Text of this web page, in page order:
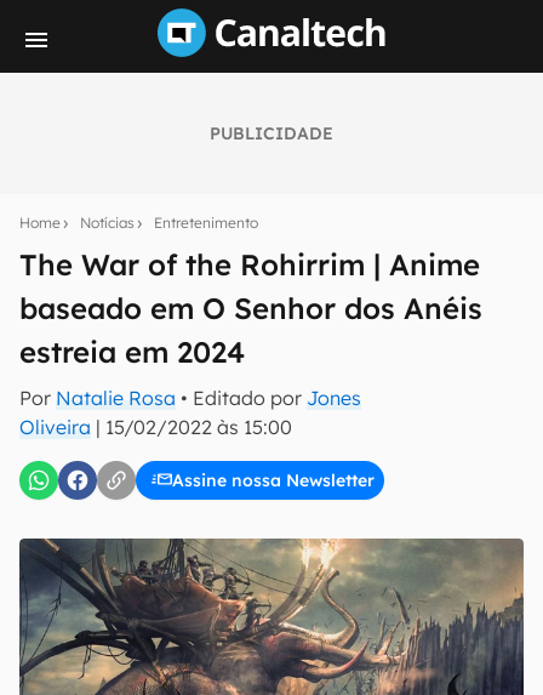
PUBLICIDADE
Home Notícias Entretenimento
The War of the Rohirrim | Anime
baseado em O Senhor dos Anéis
estreia em 2024
Por Natalie Rosa • Editado por Jones
Oliveira | 15/02/2022 às 15:00
Assine nossa Newsletter
notícias e reviews sobre tecnologia em primeira
mão.
E-mail
inscreva-se
Confirmo que li, aceito e concordo com os Termos de
Uso e Política de Privacidade do Canaltech.